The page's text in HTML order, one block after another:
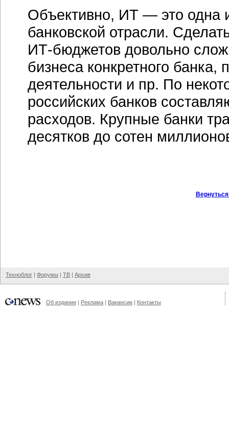
Объективно, ИТ — это одна
банковской отрасли.
ИТ-бюджетов довольно
бизнеса конкретного
деятельности и пр. По
российских банков
расходов. Крупные банки
десятков до сотен
Техноблог | Форумы | ТВ | Архив
Об издании | Реклама | Вакансии | Контакты